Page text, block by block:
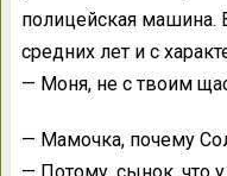
полицейская машина.
средних лет и с
— Моня, не с твоим
— Мамочка, почему